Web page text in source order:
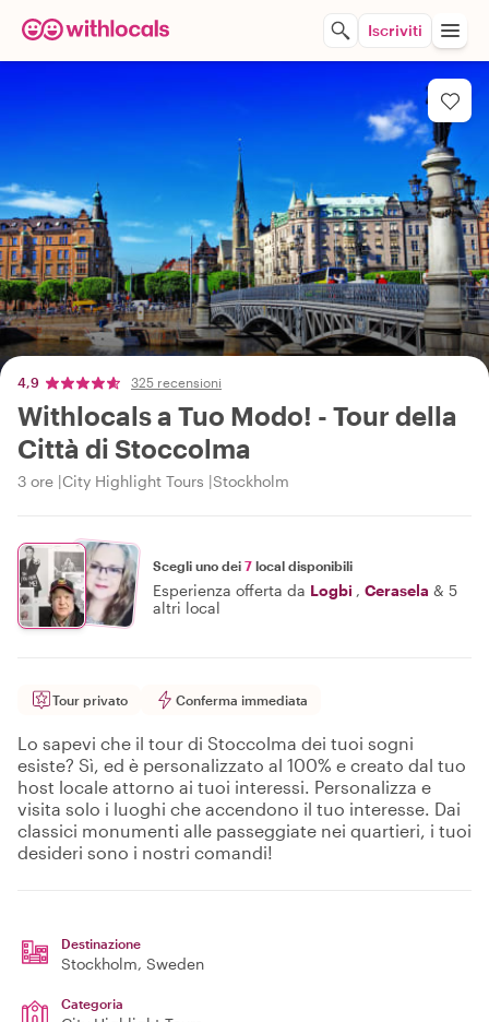
Iscriviti
4,9 325 recensioni
Withlocals a Tuo Modo! - Tour della
Città di Stoccolma
3 ore City Highlight Tours Stockholm
Scegli uno dei 7 local disponibili
Esperienza offerta da Logbi , Cerasela & 5
altri local
Tour privato Conferma immediata
Lo sapevi che il tour di Stoccolma dei tuoi sogni
esiste? Sì, ed è personalizzato al 100% e creato dal tuo
host locale attorno ai tuoi interessi. Personalizza e
visita solo i luoghi che accendono il tuo interesse. Dai
classici monumenti alle passeggiate nei quartieri, i tuoi
desideri sono i nostri comandi!
Destinazione
Stockholm, Sweden
Categoria